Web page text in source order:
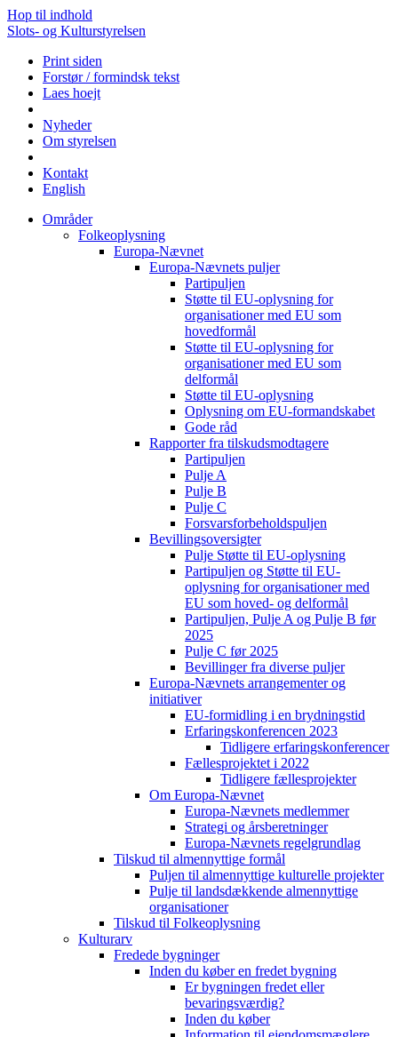
Hop til indhold
Slots- og Kulturstyrelsen
Print siden
Forstør / formindsk tekst
Laes hoejt
Nyheder
Om styrelsen
Kontakt
English
Områder
Folkeoplysning
Europa-Nævnet
Europa-Nævnets puljer
Partipuljen
Støtte til EU-oplysning for
organisationer med EU som
hovedformål
Støtte til EU-oplysning for
organisationer med EU som
delformål
Støtte til EU-oplysning
Oplysning om EU-formandskabet
Gode råd
Rapporter fra tilskudsmodtagere
Partipuljen
Pulje A
Pulje B
Pulje C
Forsvarsforbeholdspuljen
Bevillingsoversigter
Pulje Støtte til EU-oplysning
Partipuljen og Støtte til EU-
oplysning for organisationer med
EU som hoved- og delformål
Partipuljen, Pulje A og Pulje B før
2025
Pulje C før 2025
Bevillinger fra diverse puljer
Europa-Nævnets arrangementer og
initiativer
EU-formidling i en brydningstid
Erfaringskonferencen 2023
Tidligere erfaringskonferencer
Fællesprojektet i 2022
Tidligere fællesprojekter
Om Europa-Nævnet
Europa-Nævnets medlemmer
Strategi og årsberetninger
Europa-Nævnets regelgrundlag
Tilskud til almennyttige formål
Puljen til almennyttige kulturelle projekter
Pulje til landsdækkende almennyttige
organisationer
Tilskud til Folkeoplysning
Kulturarv
Fredede bygninger
Inden du køber en fredet bygning
Er bygningen fredet eller
bevaringsværdig?
Inden du køber